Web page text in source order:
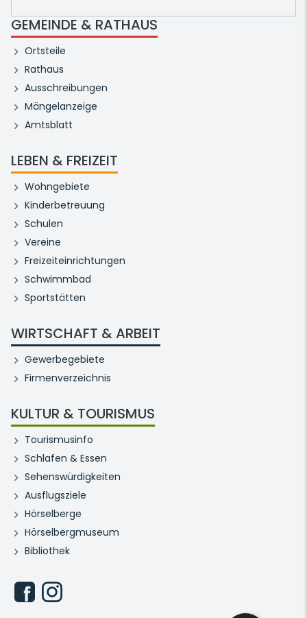
GEMEINDE & RATHAUS
Ortsteile
Rathaus
Ausschreibungen
Mängelanzeige
Amtsblatt
LEBEN & FREIZEIT
Wohngebiete
Kinderbetreuung
Schulen
Vereine
Freizeiteinrichtungen
Schwimmbad
Sportstätten
WIRTSCHAFT & ARBEIT
Gewerbegebiete
Firmenverzeichnis
KULTUR & TOURISMUS
Tourismusinfo
Schlafen & Essen
Sehenswürdigkeiten
Ausflugsziele
Hörselberge
Hörselbergmuseum
Bibliothek